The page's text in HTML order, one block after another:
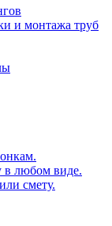
и монтажа труб
в любом виде.
смету.